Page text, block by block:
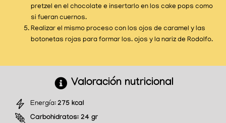
pretzel en el chocolate e insertarlo en los cake pops como
si fueran cuernos.
Realizar el mismo proceso con los ojos de caramel y las
botonetas rojas para formar los. ojos y la nariz de Rodolfo.
Valoración nutricional
Energía: 275 kcal
Carbohidratos: 24 gr